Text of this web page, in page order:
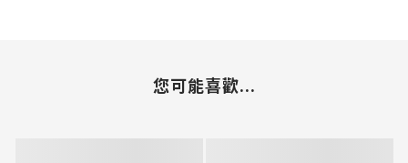
您可能喜歡...